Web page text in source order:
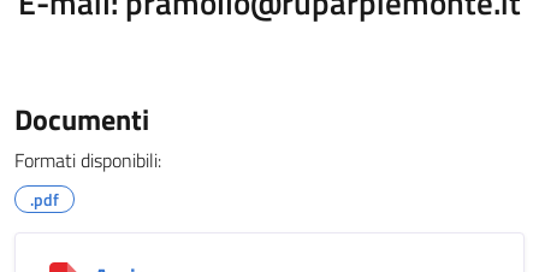
Documenti
Formati disponibili:
.pdf